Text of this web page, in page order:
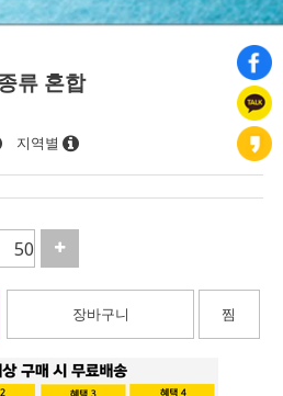
류 혼합
지역별
장바구니 찜